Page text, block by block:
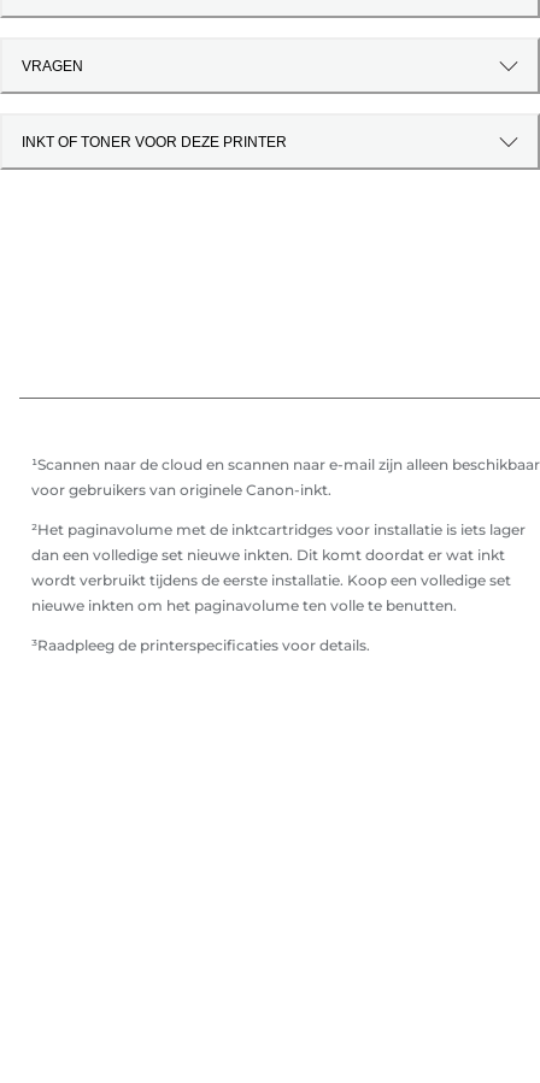
VRAGEN
INKT OF TONER VOOR DEZE PRINTER
¹Scannen naar de cloud en scannen naar e-mail zijn alleen beschikbaar
voor gebruikers van originele Canon-inkt.
²Het paginavolume met de inktcartridges voor installatie is iets lager
dan een volledige set nieuwe inkten. Dit komt doordat er wat inkt
wordt verbruikt tijdens de eerste installatie. Koop een volledige set
nieuwe inkten om het paginavolume ten volle te benutten.
³Raadpleeg de printerspecificaties voor details.